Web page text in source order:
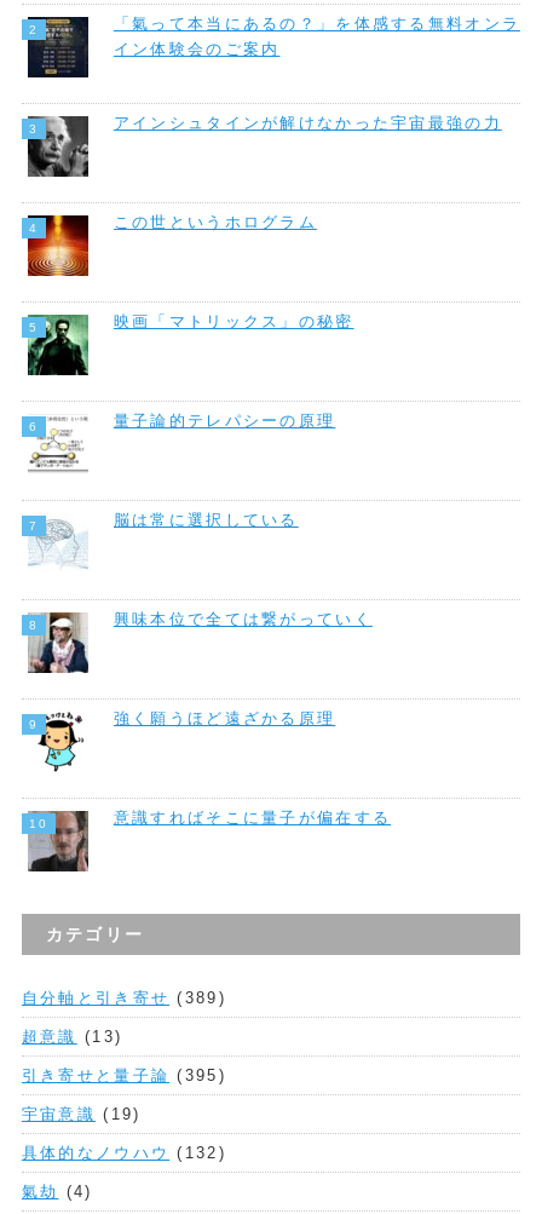
「氣って本当にあるの？」を体感する無料オンラ
イン体験会のご案内
アインシュタインが解けなかった宇宙最強の力
この世というホログラム
映画「マトリックス」の秘密
量子論的テレパシーの原理
脳は常に選択している
興味本位で全ては繋がっていく
強く願うほど遠ざかる原理
意識すればそこに量子が偏在する
カテゴリー
自分軸と引き寄せ (389)
超意識 (13)
引き寄せと量子論 (395)
宇宙意識 (19)
具体的なノウハウ (132)
氣劫 (4)